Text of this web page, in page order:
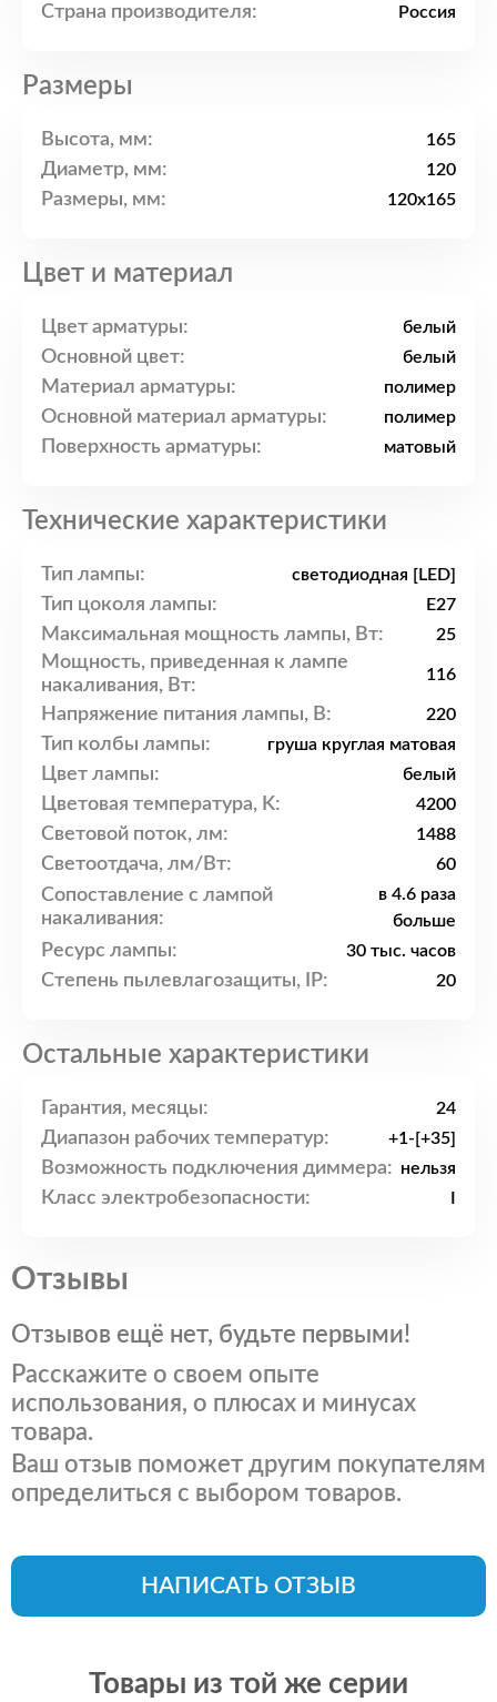
Страна производителя: Россия
Размеры
Высота, мм: 165
Диаметр, мм: 120
Размеры, мм: 120x165
Цвет и материал
Цвет арматуры: белый
Основной цвет: белый
Материал арматуры: полимер
Основной материал арматуры: полимер
Поверхность арматуры: матовый
Технические характеристики
Тип лампы: светодиодная [LED]
Тип цоколя лампы: E27
Максимальная мощность лампы, Вт: 25
Мощность, приведенная к лампе
накаливания, Вт:
116
Напряжение питания лампы, В: 220
Тип колбы лампы: груша круглая матовая
Цвет лампы: белый
Цветовая температура, K: 4200
Световой поток, лм: 1488
Светоотдача, лм/Вт: 60
Сопоставление с лампой
накаливания:
в 4.6 раза
больше
Ресурс лампы: 30 тыс. часов
Степень пылевлагозащиты, IP: 20
Остальные характеристики
Гарантия, месяцы: 24
Диапазон рабочих температур: +1-[+35]
Возможность подключения диммера: нельзя
Класс электробезопасности:
Отзывы
Отзывов ещё нет, будьте первыми!
Расскажите о своем опыте
использования, о плюсах и минусах
товара.
Ваш отзыв поможет другим покупателям
определиться с выбором товаров.
НАПИСАТЬ ОТЗЫВ
Товары из той же серии